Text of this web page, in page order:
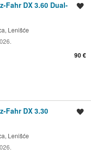
Fahr DX 3.60 Dual-
Lenišće
90 €
Fahr DX 3.30
Lenišće